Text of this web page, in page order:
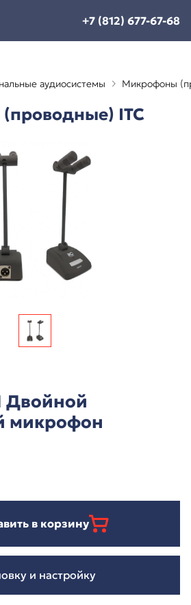
+7 (812) 677-67-68
аудиосистемы Микрофоны
ITC
Двойной
микрофон
в корзину
и настройку